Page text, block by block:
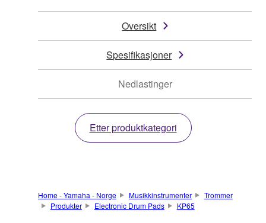
Oversikt
Spesifikasjoner
Nedlastinger
Etter produktkategori
Home - Yamaha - Norge Musikkinstrumenter
Trommer
Produkter
Electronic Drum Pads KP65